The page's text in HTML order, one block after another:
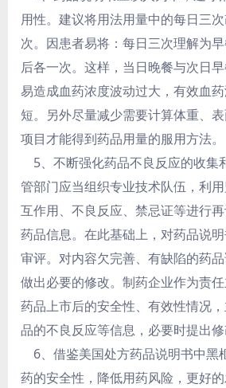
用性。建议将用法用量中的每日三
次。因患者易将：每日三次理解为
后各一次。这样，当日晚餐与次日
易造成血药浓度波动过大，有效血
短。另外尽量减少需要计算体重、
项目才能得到药品用量的服用方法。
5、不断强化药品不良反应的收集
管部门应当组织专业技术队伍，利
互作用、不良反应、禁忌证等进行
药品信息。在此基础上，对药品说
审评。对内容欠完善、有缺陷的药
做出必要的修改。制药企业作为责
药品上市后的安全性、有效性情况
品的不良反应等信息，必要时提出修
6、借鉴美国处方药品说明书中黑
药的安全性，降低用药风险，更好